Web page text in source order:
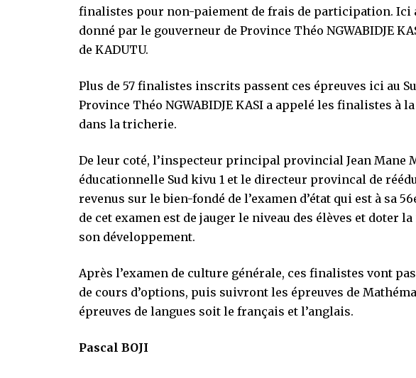
finalistes pour non-paiement de frais de participation. Ici
donné par le gouverneur de Province Théo NGWABIDJE
de KADUTU.
Plus de 57 finalistes inscrits passent ces épreuves ici au
Province Théo NGWABIDJE KASI a appelé les finalistes à
dans la tricherie.
De leur coté, l’inspecteur principal provincial Jean Mane
éducationnelle Sud kivu 1 et le directeur provincal de
revenus sur le bien-fondé de l’examen d’état qui est à sa
de cet examen est de jauger le niveau des élèves et doter
son développement.
Après l’examen de culture générale, ces finalistes vont
de cours d’options, puis suivront les épreuves de
épreuves de langues soit le français et l’anglais.
Pascal BOJI